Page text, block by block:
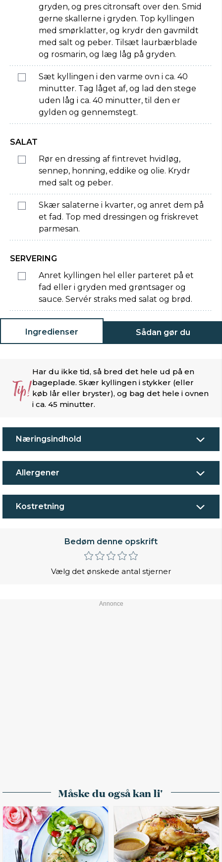
gryden, og pres citronsaft over den. Smid
gerne skallerne i gryden. Top kyllingen
med smørklatter, og krydr den gavmildt
med salt og peber. Tilsæt laurbærblade
og rosmarin, og læg låg på gryden.
Sæt kyllingen i den varme ovn i ca. 40
minutter. Tag låget af, og lad den stege
uden låg i ca. 40 minutter, til den er
gylden og gennemstegt.
SALAT
Rør en dressing af fintrevet hvidløg,
sennep, honning, eddike og olie. Krydr
med salt og peber.
Skær salaterne i kvarter, og anret dem på
et fad. Top med dressingen og friskrevet
parmesan.
SERVERING
Anret kyllingen hel eller parteret på et
fad eller i gryden med grøntsager og
sauce. Servér straks med salat og brød.
Ingredienser Sådan gør du
Tip!
Har du ikke tid, så bred det hele ud på en
bageplade. Skær kyllingen i stykker (eller
køb lår eller bryster), og bag det hele i ovnen
i ca. 45 minutter.
Næringsindhold
Allergener
Kostretning
Bedøm denne opskrift
Vælg det ønskede antal stjerner
Måske du også kan li'